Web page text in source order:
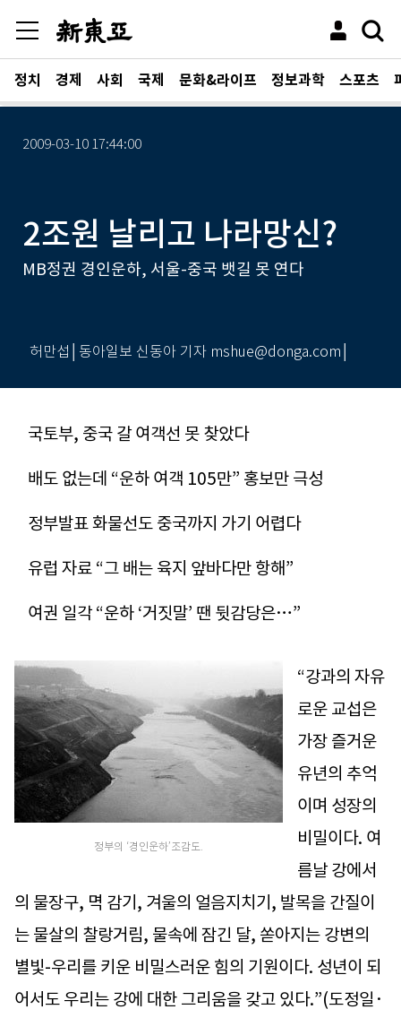
정치 경제 사회 국제 문화&라이프 정보과학 스포츠
2009-03-10 17:44:00
2조원 날리고 나라망신?
MB정권 경인운하, 서울-중국 뱃길 못 연다
허만섭│동아일보 신동아 기자 mshue@donga.com│
국토부, 중국 갈 여객선 못 찾았다
배도 없는데 “운하 여객 105만” 홍보만 극성
정부발표 화물선도 중국까지 가기 어렵다
유럽 자료 “그 배는 육지 앞바다만 항해”
여권 일각 “운하 ‘거짓말’ 땐 뒷감당은…”
정부의 ‘경인운하’조감도.
“강과의 자유
로운 교섭은
가장 즐거운
유년의 추억
이며 성장의
비밀이다. 여
름날 강에서
의 물장구, 멱 감기, 겨울의 얼음지치기, 발목을 간질이
는 물살의 찰랑거림, 물속에 잠긴 달, 쏟아지는 강변의
별빛-우리를 키운 비밀스러운 힘의 기원이다. 성년이 되
어서도 우리는 강에 대한 그리움을 갖고 있다.”(도정일·